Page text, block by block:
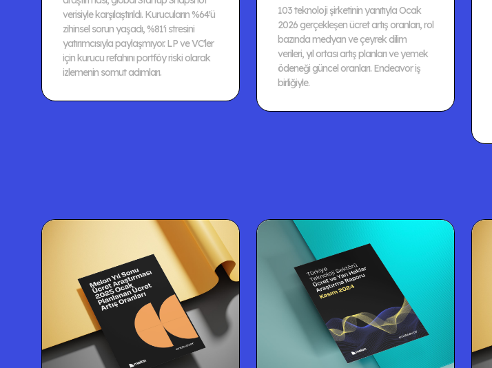
verisiyle karşılaştırıldı. Kurucuların %64'ü
zihinsel sorun yaşadı, %81'i stresini
yatırımcısıyla paylaşmıyor. LP ve VC'ler
için kurucu refahını portföy riski olarak
izlemenin somut adımları.
103 teknoloji şirketinin yanıtıyla Ocak
2026 gerçekleşen ücret artış oranları, rol
bazında medyan ve çeyrek dilim
verileri, yıl ortası artış planları ve yemek
ödeneği güncel oranları. Endeavor iş
birliğiyle.